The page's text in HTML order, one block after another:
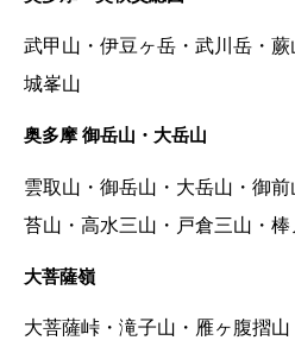
武甲山・伊豆ヶ岳・武川岳・蕨
城峯山
奥多摩 御岳山・大岳山
雲取山・御岳山・大岳山・御前
苔山・高水三山・戸倉三山・棒
大菩薩嶺
大菩薩峠・滝子山・雁ヶ腹摺